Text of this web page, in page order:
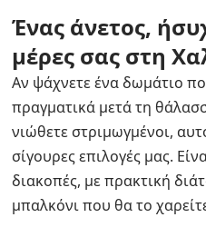
Ένας άνετος,
μέρες σας στη
Αν ψάχνετε ένα δωμάτιο
πραγματικά μετά τη
νιώθετε στριμωγμένοι,
σίγουρες επιλογές μας.
διακοπές, με πρακτική
μπαλκόνι που θα το